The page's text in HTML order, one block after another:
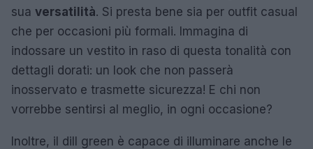
sua versatilità. Si presta bene sia per outfit casual
che per occasioni più formali. Immagina di
indossare un vestito in raso di questa tonalità con
dettagli dorati: un look che non passerà
inosservato e trasmette sicurezza! E chi non
vorrebbe sentirsi al meglio, in ogni occasione?
Inoltre, il dill green è capace di illuminare anche le